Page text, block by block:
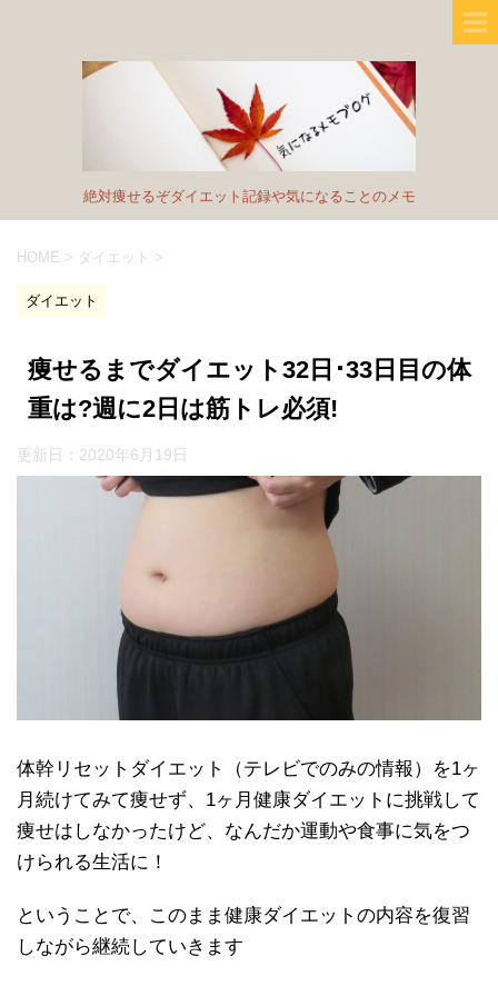
絶対痩せるぞダイエット記録や気になることのメモ
HOME > ダイエット >
ダイエット
痩せるまでダイエット32日･33日目の体
重は?週に2日は筋トレ必須!
更新日： 2020年6月19日
体幹リセットダイエット（テレビでのみの情報）を1ヶ
月続けてみて痩せず、1ヶ月健康ダイエットに挑戦して
痩せはしなかったけど、なんだか運動や食事に気をつ
けられる生活に！
ということで、このまま健康ダイエットの内容を復習
しながら継続していきます